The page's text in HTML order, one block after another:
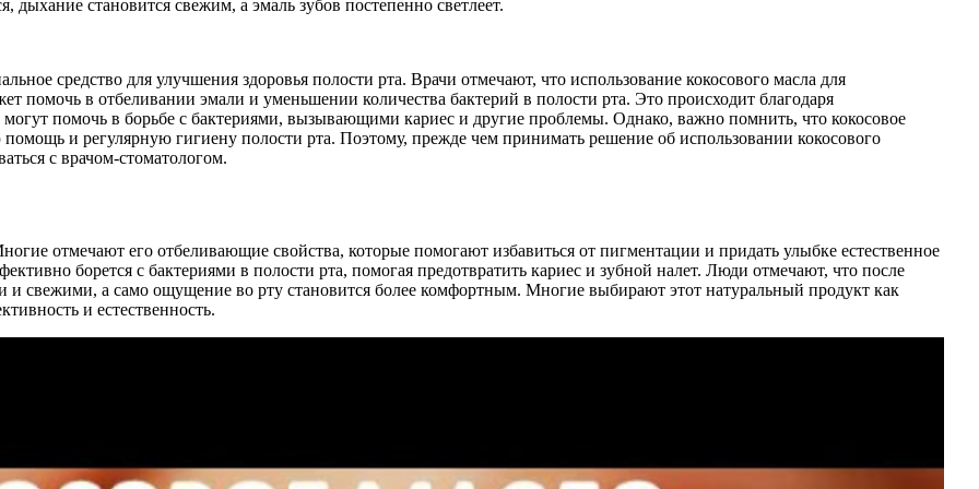
становится свежим, а эмаль зубов постепенно светлеет.
средство для улучшения здоровья полости рта. Врачи отмечают, что использование кокосового масла для
помочь в отбеливании эмали и уменьшении количества бактерий в полости рта. Это происходит благодаря
могут помочь в борьбе с бактериями, вызывающими кариес и другие проблемы. Однако, важно помнить, что кокосовое
и регулярную гигиену полости рта. Поэтому, прежде чем принимать решение об использовании кокосового
с врачом-стоматологом.
отмечают его отбеливающие свойства, которые помогают избавиться от пигментации и придать улыбке естественное
борется с бактериями в полости рта, помогая предотвратить кариес и зубной налет. Люди отмечают, что после
и свежими, а само ощущение во рту становится более комфортным. Многие выбирают этот натуральный продукт как
и естественность.